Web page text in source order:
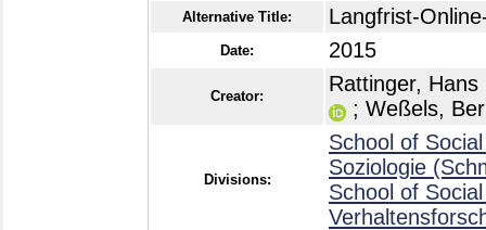
Alternative Title: Langfrist-
Date: 2015
Creator:
Rattinger, Hans
; Weßels,
Divisions:
School of
Soziologie
School of